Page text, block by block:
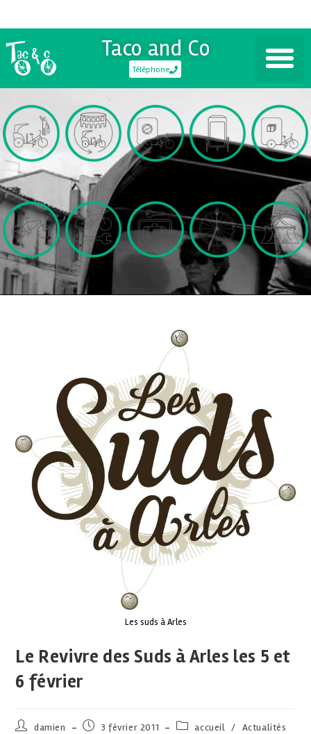
Taco and Co
Téléphone
Les suds à Arles
Le Revivre des Suds à Arles les 5 et
6 février
damien 3 février 2011 accueil / Actualités